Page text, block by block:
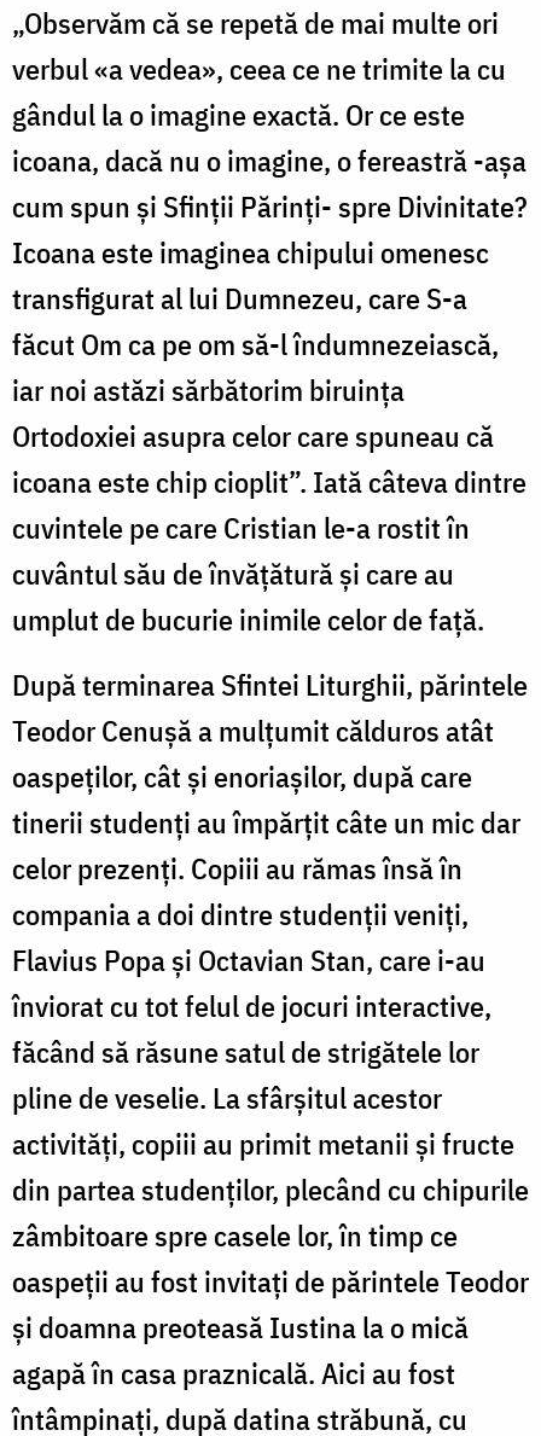
„Observăm că se repetă de mai multe ori
verbul «a vedea», ceea ce ne trimite la cu
gândul la o imagine exactă. Or ce este
icoana, dacă nu o imagine, o fereastră -așa
cum spun și Sfinții Părinți- spre Divinitate?
Icoana este imaginea chipului omenesc
transfigurat al lui Dumnezeu, care S-a
făcut Om ca pe om să-l îndumnezeiască,
iar noi astăzi sărbătorim biruința
Ortodoxiei asupra celor care spuneau că
icoana este chip cioplit”. Iată câteva dintre
cuvintele pe care Cristian le-a rostit în
cuvântul său de învățătură și care au
umplut de bucurie inimile celor de față.
După terminarea Sfintei Liturghii, părintele
Teodor Cenușă a mulțumit călduros atât
oaspeților, cât și enoriașilor, după care
tinerii studenți au împărțit câte un mic dar
celor prezenți. Copiii au rămas însă în
compania a doi dintre studenții veniți,
Flavius Popa și Octavian Stan, care i-au
înviorat cu tot felul de jocuri interactive,
făcând să răsune satul de strigătele lor
pline de veselie. La sfârșitul acestor
activități, copiii au primit metanii și fructe
din partea studenților, plecând cu chipurile
zâmbitoare spre casele lor, în timp ce
oaspeții au fost invitați de părintele Teodor
și doamna preoteasă Iustina la o mică
agapă în casa praznicală. Aici au fost
întâmpinați, după datina străbună, cu